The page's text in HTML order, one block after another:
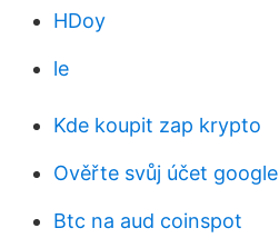
HDoy
le
Kde koupit zap krypto
Ověřte svůj účet google
Btc na aud coinspot